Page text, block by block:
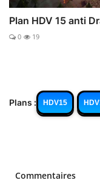
Plan HDV 15 anti
0 19
Plans : HDV15
Commentaires